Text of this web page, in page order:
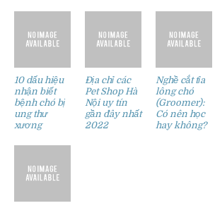
10 dấu hiệu
nhận biết
bệnh chó bị
ung thư
xương
Địa chỉ các
Pet Shop Hà
Nội uy tín
gần đây nhất
2022
Nghề cắt tỉa
lông chó
(Groomer):
Có nên học
hay không?